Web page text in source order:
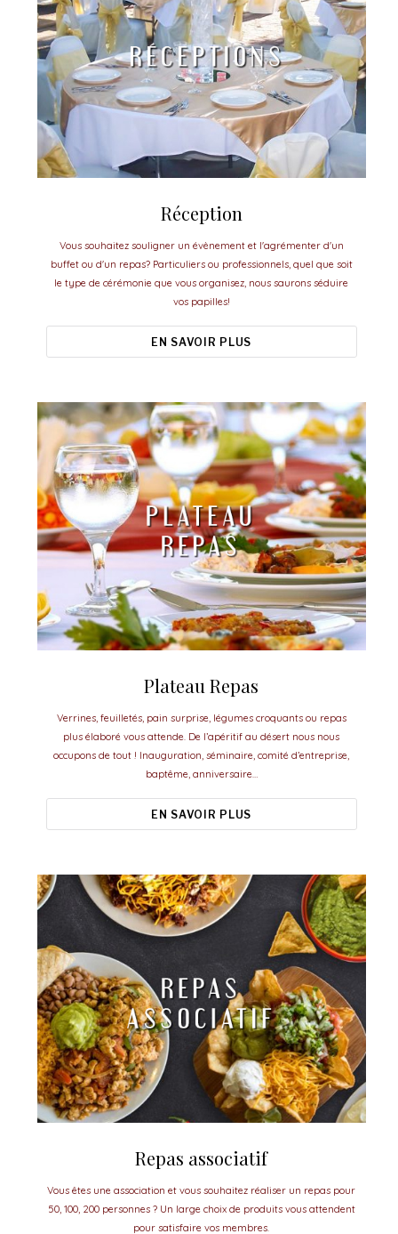
Réception
Vous souhaitez souligner un évènement et l'agrémenter d'un
buffet ou d'un repas? Particuliers ou professionnels, quel que soit
le type de cérémonie que vous organisez, nous saurons séduire
vos papilles!
EN SAVOIR PLUS
Plateau Repas
Verrines, feuilletés, pain surprise, légumes croquants ou repas
plus élaboré vous attende. De l’apéritif au désert nous nous
occupons de tout ! Inauguration, séminaire, comité d’entreprise,
baptême, anniversaire…
EN SAVOIR PLUS
Repas associatif
Vous êtes une association et vous souhaitez réaliser un repas pour
50, 100, 200 personnes ? Un large choix de produits vous attendent
pour satisfaire vos membres.